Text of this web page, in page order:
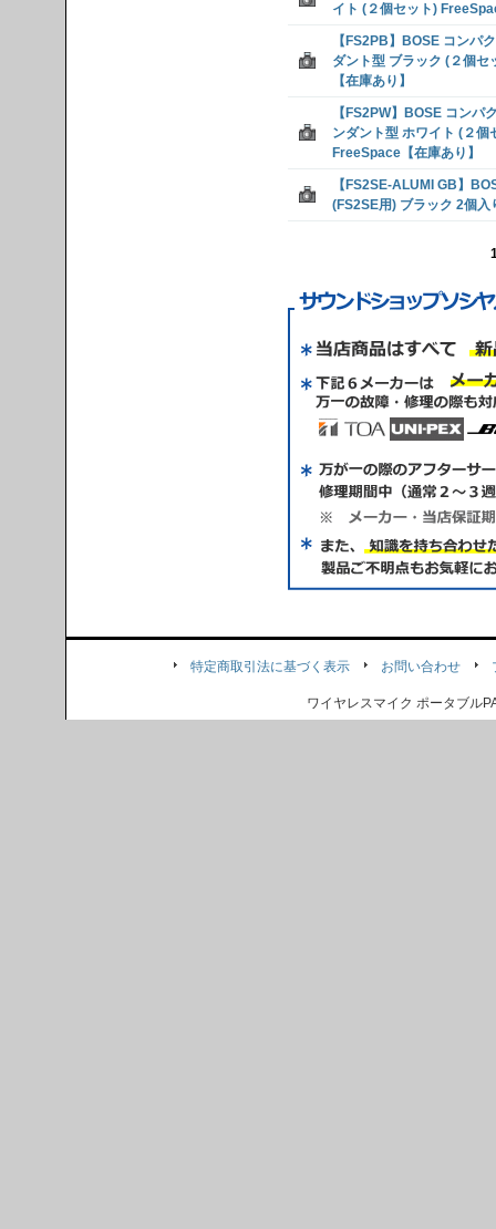
イト (２個セット)
【FS2PB】BOSE コンパ
ダント型 ブラック (２個
【在庫あり】
【FS2PW】BOSE コンパ
ンダント型 ホワイト (２個
FreeSpace【在庫あり】
【FS2SE-ALUMI GB】
(FS2SE用) ブラック 2個入
特定商取引法に基づく表示 お問い合わせ
ワイヤレスマイク ポータブル